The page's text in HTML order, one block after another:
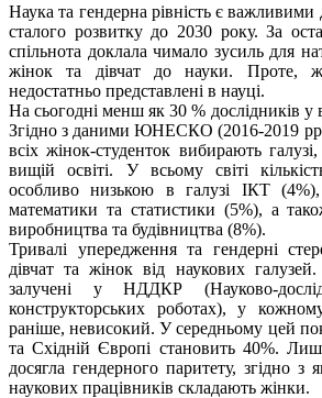
Наука та гендерна рівність є важливими
сталого розвитку до 2030 року. За
спільнота доклала чимало зусиль для
жінок та дівчат до науки. Проте,
недостатньо представлені в науці.
На сьогодні менш як 30 % дослідників у
Згідно з даними ЮНЕСКО (2016-2019
всіх жінок-студенток вибирають
вищій освіті. У всьому світі
особливо низькою в галузі ІКТ
математики та статистики (5%), а
виробництва та будівництва (8%).
Тривалі упередження та гендерні
дівчат та жінок від наукових
залучені у НДДКР (Науково-
конструкторських роботах), у
раніше, невисокий. У середньому цей
та Східній Європі становить 40%.
досягла гендерного паритету, згідно
наукових працівників складають жінки.